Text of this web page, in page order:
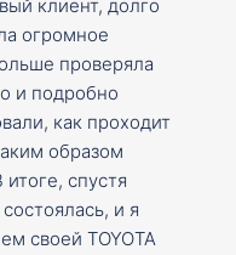
клиент, долго
огромное
проверяла
и подробно
как проходит
образом
спустя
и я
своей TOYOTA